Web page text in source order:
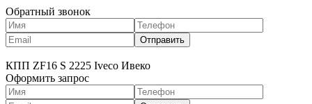
Обратный звонок
КПП ZF16 S 2225 Iveco Ивеко
Оформить запрос